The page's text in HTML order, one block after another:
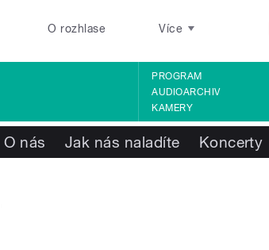
O rozhlase Více
PROGRAM
AUDIOARCHIV
KAMERY
O nás Jak nás naladíte Koncerty